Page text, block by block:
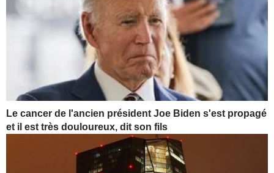
Le cancer de l'ancien président Joe Biden s'est propagé
et il est très douloureux, dit son fils